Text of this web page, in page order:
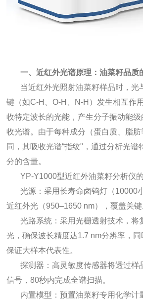
一、近红外光谱原理：油菜籽品质
当近红外光照射油菜籽样品时，光
键（如C-H、O-H、N-H）发生相互作
收特定波长的光能，产生分子振动能
收光谱。由于每种成分（蛋白质、脂
同，其吸收光谱“指纹"，通过分析光谱
分的含量。
YP-Y1000型近红外油菜籽分析仪
光源：采用长寿命卤钨灯（10000
近红外光（950–1650 nm），覆盖关键
光路系统：采用光栅透射技术，将
光，确保波长精度达1.7 nm分辨率，同
保证大样本代表性。
探测器：高灵敏度传感器将透过样
信号，80秒内完成全谱扫描。
内置模型：预置油菜籽专用化学计